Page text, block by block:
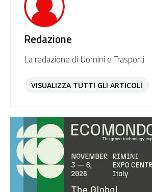
Redazione
La redazione di Uomini e Trasporti
VISUALIZZA TUTTI GLI ARTICOLI